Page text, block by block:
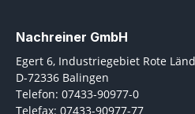
Nachreiner GmbH
Egert 6, Industriegebiet Rote
D-72336 Balingen
Telefon: 07433-90977-0
Telefax: 07433-90977-77